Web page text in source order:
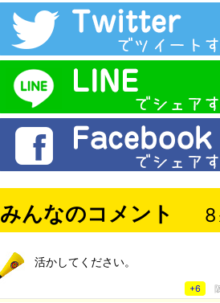
みんなのコメント 8
活かしてください。
+6